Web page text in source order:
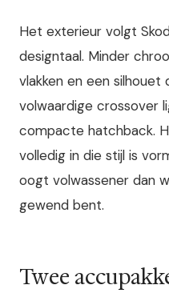
Het exterieur volgt
designtaal. Minder
vlakken en een
volwaardige crossover
compacte hatchback.
volledig in die stijl is
oogt volwassener dan
gewend bent.
Twee